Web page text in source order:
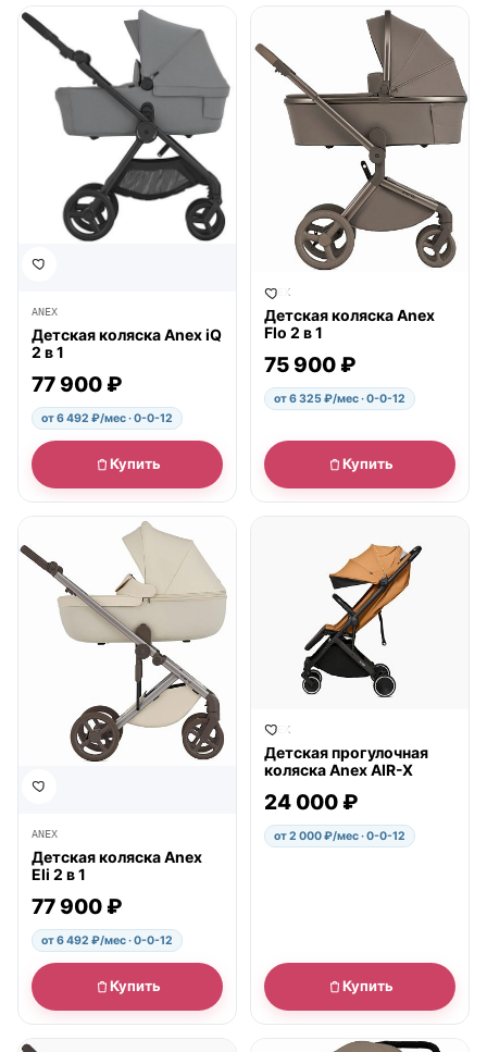
● в наличии
ANEX
Детская коляска Anex iQ
2 в 1
77 900 ₽
от 6 492 ₽/мес · 0-0-12
Купить
ANEX
Детская коляска Anex
Flo 2 в 1
75 900 ₽
от 6 325 ₽/мес · 0-0-12
Купить
ANEX
Детская коляска Anex
Eli 2 в 1
77 900 ₽
от 6 492 ₽/мес · 0-0-12
Купить
ANEX
Детская прогулочная
коляска Anex AIR-X
24 000 ₽
от 2 000 ₽/мес · 0-0-12
Купить